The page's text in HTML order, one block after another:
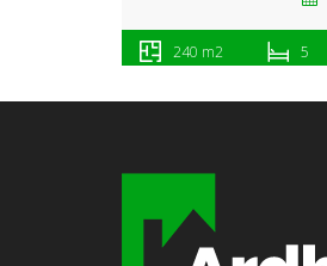
240 m2 5